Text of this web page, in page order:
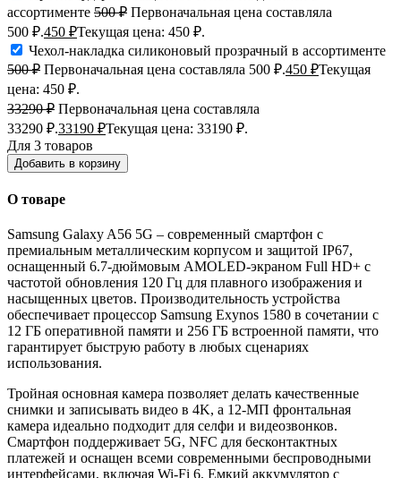
ассортименте 500₽ Первоначальная цена составляла
500 ₽.450 ₽Текущая цена: 450 ₽.
Чехол-накладка силиконовый прозрачный в ассортименте
500₽ Первоначальная цена составляла 500 ₽.450 ₽Текущая
цена: 450 ₽.
33290₽ Первоначальная цена составляла
33290 ₽.33190 ₽Текущая цена: 33190 ₽.
Для 3 товаров
Добавить в корзину
О товаре
Samsung Galaxy A56 5G – современный смартфон с
премиальным металлическим корпусом и защитой IP67,
оснащенный 6.7-дюймовым AMOLED-экраном Full HD+ с
частотой обновления 120 Гц для плавного изображения и
насыщенных цветов. Производительность устройства
обеспечивает процессор Samsung Exynos 1580 в сочетании с
12 ГБ оперативной памяти и 256 ГБ встроенной памяти, что
гарантирует быструю работу в любых сценариях
использования.
Тройная основная камера позволяет делать качественные
снимки и записывать видео в 4K, а 12-МП фронтальная
камера идеально подходит для селфи и видеозвонков.
Смартфон поддерживает 5G, NFC для бесконтактных
платежей и оснащен всеми современными беспроводными
интерфейсами, включая Wi-Fi 6. Емкий аккумулятор с